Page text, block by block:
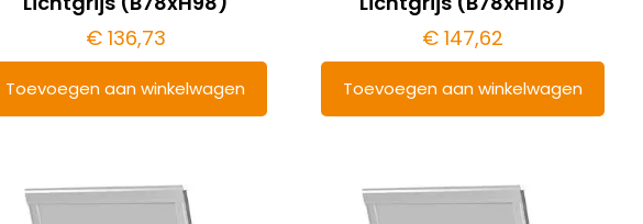
€136,73
Toevoegen aan winkelwagen
€147,62
Toevoegen aan winkelwagen